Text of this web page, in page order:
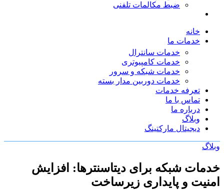
ضبط مکالمات تلفنی
خانه
خدمات ما
خدمات سانترال
خدمات کامپیوتری
خدمات شبکه و سرور
خدمات دوربین مدار بسته
تعرفه خدمات
تماس با ما
درباره ما
وبلاگ
دیجیتال مارکتینگ
وبلاگ
خدمات شبکه برای دیتاسنترها: افزایش
امنیت و پایداری زیرساخت